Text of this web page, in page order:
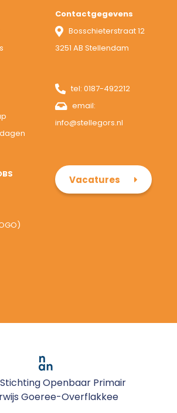
Contactgegevens
Bosschieterstraat 12
3251 AB Stellendam
tel:0187-492212
email:
info@stellegors.nl
Vacatures
Openbaar Primair
Goeree-Overflakkee